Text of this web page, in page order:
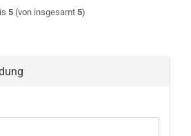
5 (von insgesamt 5)